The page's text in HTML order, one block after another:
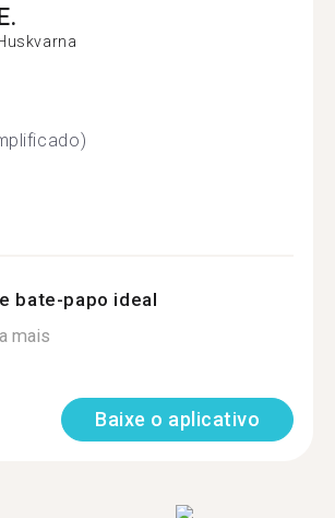
bate-papo ideal
mais
Baixe o aplicativo